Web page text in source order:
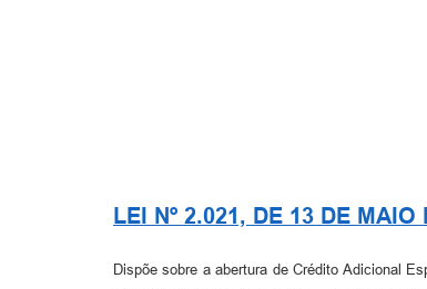
LEI Nº 2.021, DE 13 DE MAIO
Dispõe sobre a abertura de Crédito Adicional